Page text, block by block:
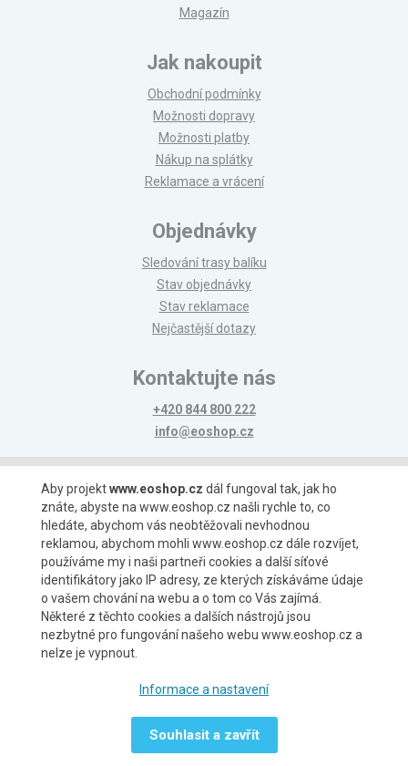
Magazín
Jak nakoupit
Obchodní podmínky
Možnosti dopravy
Možnosti platby
Nákup na splátky
Reklamace a vrácení
Objednávky
Sledování trasy balíku
Stav objednávky
Stav reklamace
Nejčastější dotazy
Kontaktujte nás
+420 844 800 222
info@eoshop.cz
Možnosti platby
Možnosti dopravy
Aby projektwww.eoshop.cz dál fungoval tak, jak ho
znáte, abyste na www.eoshop.cz našli rychle to, co
hledáte, abychom vás neobtěžovali nevhodnou
reklamou, abychom mohli www.eoshop.cz dále rozvíjet,
používáme my i naši partneři cookies a další síťové
identifikátory jako IP adresy, ze kterých získáváme údaje
o vašem chování na webu a o tom co Vás zajímá.
Některé z těchto cookies a dalších nástrojů jsou
nezbytné pro fungování našeho webu www.eoshop.cz a
nelze je vypnout.
Informace a nastavení
Souhlasit a zavřít